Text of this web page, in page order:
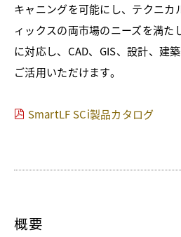
キャニングを可能にし、テクニカ
ィックスの両市場のニーズを満た
に対応し、CAD、GIS、設計、建
ご活用いただけます。
SmartLF SCi製品カタログ
概要